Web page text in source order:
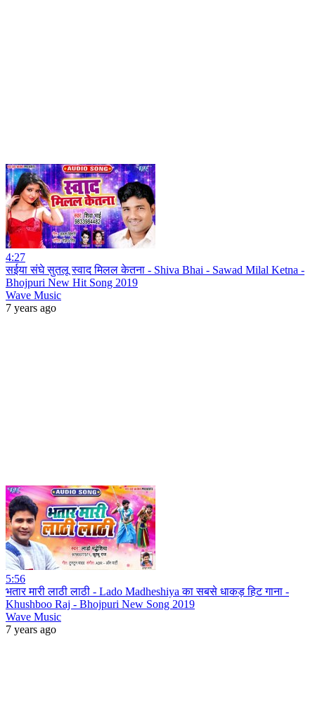
4:27
सईया संघे सुतलू स्वाद मिलल केतना - Shiva Bhai - Sawad Milal Ketna -
Bhojpuri New Hit Song 2019
Wave Music
7 years ago
5:56
भतार मारी लाठी लाठी - Lado Madheshiya का सबसे धाकड़ हिट गाना -
Khushboo Raj - Bhojpuri New Song 2019
Wave Music
7 years ago